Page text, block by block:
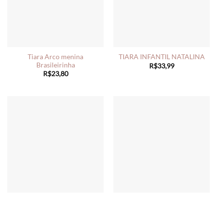
Tiara Arco menina
Brasileirinha
R$23,80
TIARA INFANTIL NATALINA
R$33,99